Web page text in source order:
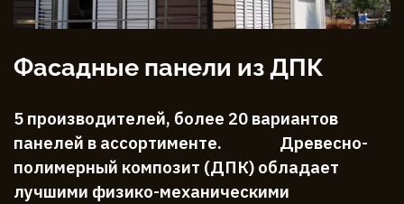
Фасадные панели из ДПК
5 производителей, более 20 вариантов
панелей в ассортименте. Древесно-
полимерный композит (ДПК) обладает
лучшими физико-механическими